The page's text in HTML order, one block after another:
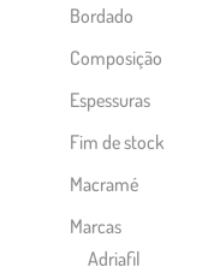
Bordado
Composição
Espessuras
Fim de stock
Macramé
Marcas
Adriafil